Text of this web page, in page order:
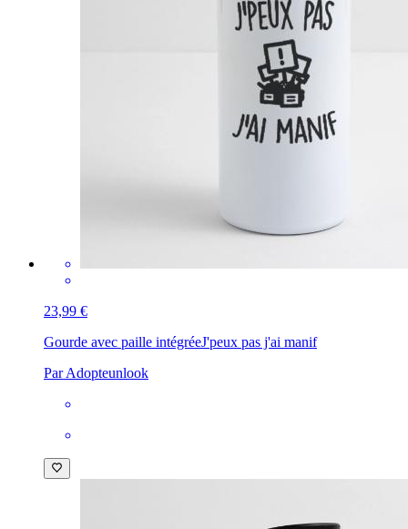
23,99 €
Gourde avec paille intégréeJ'peux pas j'ai manif
Par Adopteunlook